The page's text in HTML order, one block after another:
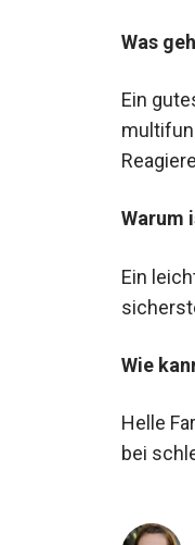
Was
Ein
Warum
Ein
Wie
Helle
bei